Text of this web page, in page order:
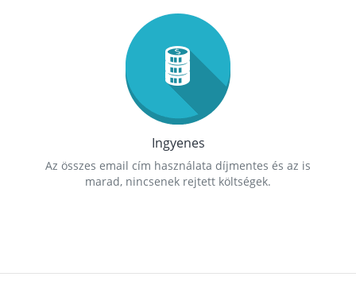
Ingyenes
Az összes email cím használata díjmentes és az is
marad, nincsenek rejtett költségek.